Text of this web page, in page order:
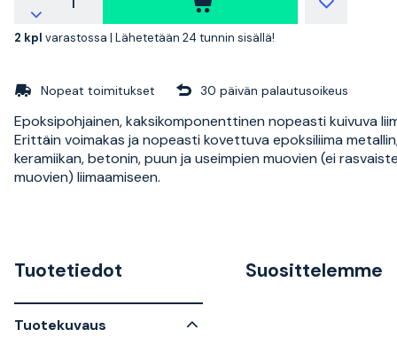
2 kpl varastossa | Lähetetään 24 tunnin sisällä!
Nopeat toimitukset 30 päivän palautusoikeus
Epoksipohjainen, kaksikomponenttinen nopeasti kuivuva
Erittäin voimakas ja nopeasti kovettuva epoksiliima
keramiikan, betonin, puun ja useimpien muovien (ei
muovien) liimaamiseen.
Tuotetiedot
Tuotekuvaus
Suosittelemme